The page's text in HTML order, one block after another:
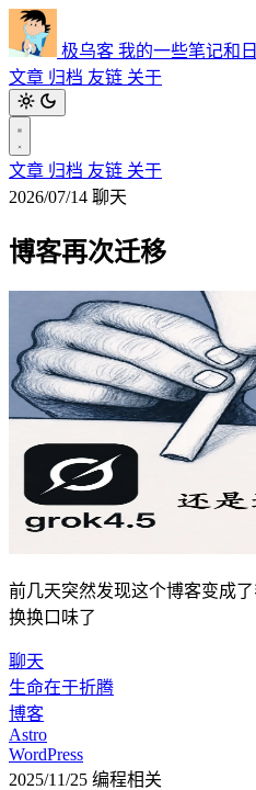
极乌客 我的一些笔记和
文章 归档 友链 关于
文章 归档 友链 关于
2026/07/14 聊天
博客再次迁移
前几天突然发现这个博客变成
换换口味了
聊天
生命在于折腾
博客
Astro
WordPress
2025/11/25 编程相关